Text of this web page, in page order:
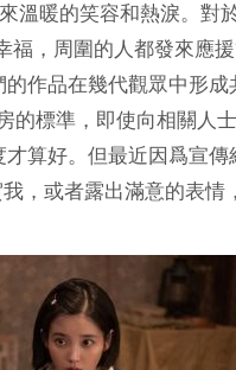
溫暖的笑容和熱淚。對
，周圍的人都發來應
作品在幾代觀眾中形成
的標準，即使向相關人
算好。但最近因爲宣傳
，或者露出滿意的表情